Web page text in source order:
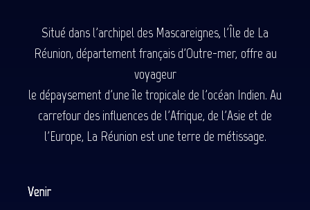
Situé dans l'archipel des Mascareignes, l'Île de La
Réunion, département français d'Outre-mer, offre au
voyageur
le dépaysement d'une île tropicale de l'océan Indien. Au
carrefour des influences de l'Afrique, de l'Asie et de
l'Europe, La Réunion est une terre de métissage.
Venir